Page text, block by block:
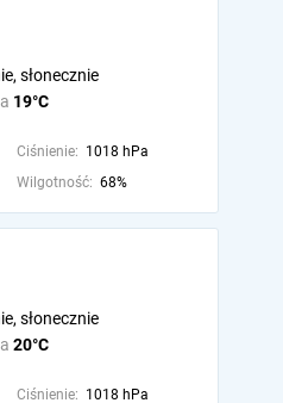
19°C
słonecznie
Ciśnienie: 1018 hPa
Wilgotność: 68%
20°C
słonecznie
Ciśnienie: 1018 hPa